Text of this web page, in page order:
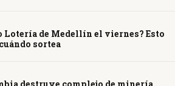
Lotería de Medellín el viernes? Esto
sortea